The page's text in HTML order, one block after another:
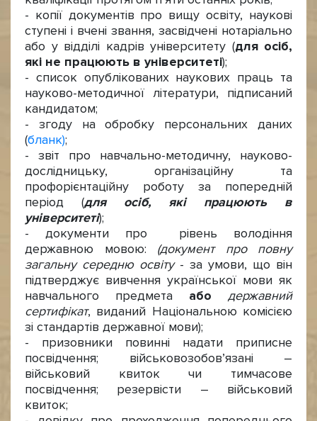
- копії документів про вищу освіту, наукові
ступені і вчені звання, засвідчені нотаріально
або у відділі кадрів університету (для осіб,
які не працюють в університеті);
- список опублікованих наукових праць та
науково-методичної літератури, підписаний
кандидатом;
- згоду на обробку персональних даних
(бланк);
- звіт про навчально-методичну, науково-
дослідницьку, організаційну та
профорієнтаційну роботу за попередній
період (для осіб, які працюють в
університеті);
- документи про рівень володіння
державною мовою: (документ про повну
загальну середню освіту- за умови, що він
підтверджує вивчення української мови як
навчального предмета або
державний
сертифікат, виданий Національною комісією
зі стандартів державної мови);
- призовники повинні надати приписне
посвідчення; військовозобов’язані –
військовий квиток чи тимчасове
посвідчення; резервісти – військовий
квиток;